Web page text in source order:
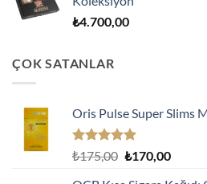
₺4.700,00
ÇOK SATANLAR
Oris Pulse Super Slims
5 üzerinden
oy
aldı
₺175,00 Orijinal
₺170,00Şu